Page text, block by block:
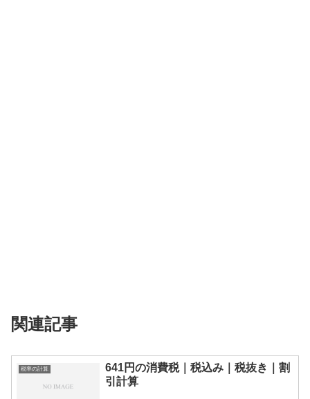
関連記事
税率の計算
641円の消費税｜税込み｜税抜き｜割
引計算